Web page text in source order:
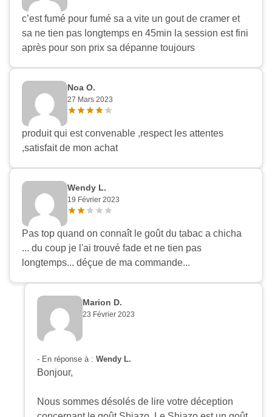
c’est fumé pour fumé sa a vite un gout de cramer et
sa ne tien pas longtemps en 45min la session est fini
après pour son prix sa dépanne toujours
Noa O.
27 Mars 2023
produit qui est convenable ,respect les attentes
,satisfait de mon achat
Wendy L.
19 Février 2023
Pas top quand on connaît le goût du tabac a chicha
... du coup je l'ai trouvé fade et ne tien pas
longtemps... déçue de ma commande...
Marion D.
23 Février 2023
- En réponse à : Wendy L.
Bonjour,
Nous sommes désolés de lire votre déception